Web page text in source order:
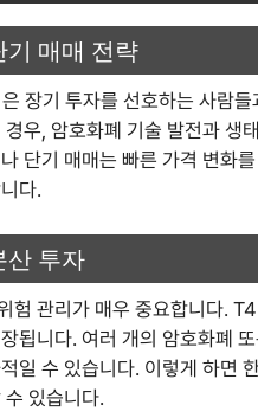
기 매매 전략
장기 투자를 선호하는 사람
우, 암호화폐 기술 발전과 생
단기 매매는 빠른 가격 변화
다.
산 투자
험 관리가 매우 중요합니다.
됩니다. 여러 개의 암호화폐
일 수 있습니다. 이렇게 하면
있습니다.